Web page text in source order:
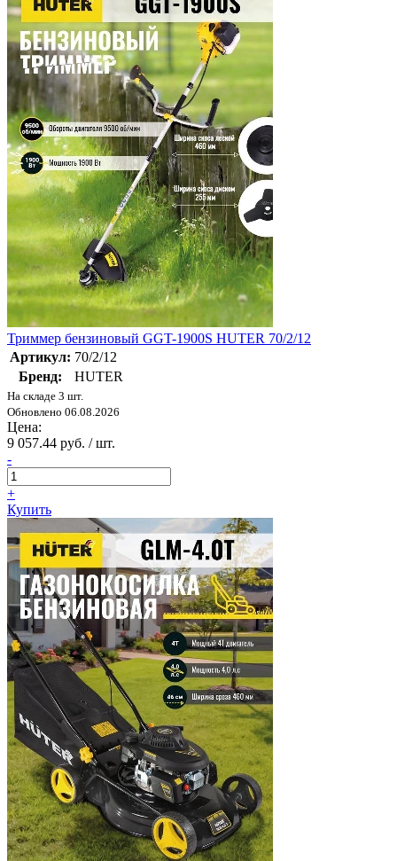
Триммер бензиновый GGT-1900S HUTER 70/2/12
Артикул: 70/2/12
Бренд:
HUTER
На складе 3 шт.
Обновлено 06.08.2026
Цена:
9 057.44 руб. / шт.
-
+
Купить